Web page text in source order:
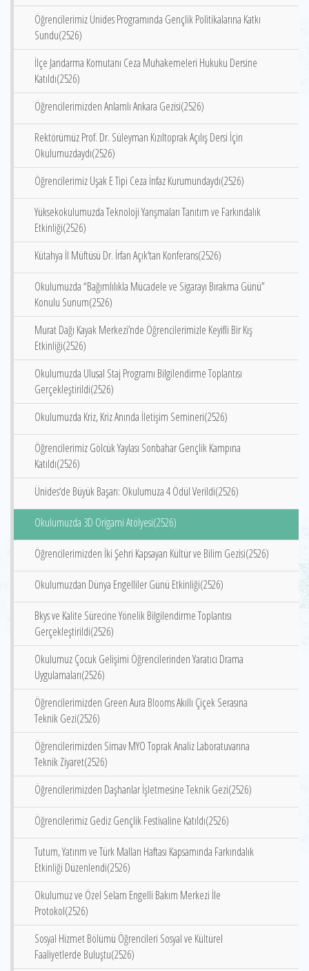
Öğrencilerimiz Ünides Programında Gençlik Politikalarına Katkı
Sundu(2526)
İlçe Jandarma Komutanı Ceza Muhakemeleri Hukuku Dersine
Katıldı(2526)
Öğrencilerimizden Anlamlı Ankara Gezisi(2526)
Rektörümüz Prof. Dr. Süleyman Kızıltoprak Açılış Dersi İçin
Okulumuzdaydı(2526)
Öğrencilerimiz Uşak E Tipi Ceza İnfaz Kurumundaydı(2526)
Yüksekokulumuzda Teknoloji Yarışmaları Tanıtım ve Farkındalık
Etkinliği(2526)
Kütahya İl Müftüsü Dr. İrfan Açık‘tan Konferans(2526)
Okulumuzda “Bağımlılıkla Mücadele ve Sigarayı Bırakma Günü”
Konulu Sunum(2526)
Murat Dağı Kayak Merkezi’nde Öğrencilerimizle Keyifli Bir Kış
Etkinliği(2526)
Okulumuzda Ulusal Staj Programı Bilgilendirme Toplantısı
Gerçekleştirildi(2526)
Okulumuzda Kriz, Kriz Anında İletişim Semineri(2526)
Öğrencilerimiz Gölcük Yaylası Sonbahar Gençlik Kampına
Katıldı(2526)
Ünides‘de Büyük Başarı: Okulumuza 4 Ödül Verildi(2526)
Okulumuzda 3D Origami Atölyesi(2526)
Öğrencilerimizden İki Şehri Kapsayan Kültür ve Bilim Gezisi(2526)
Okulumuzdan Dünya Engelliler Günü Etkinliği(2526)
Bkys ve Kalite Sürecine Yönelik Bilgilendirme Toplantısı
Gerçekleştirildi(2526)
Okulumuz Çocuk Gelişimi Öğrencilerinden Yaratıcı Drama
Uygulamaları(2526)
Öğrencilerimizden Green Aura Blooms Akıllı Çiçek Serasına
Teknik Gezi(2526)
Öğrencilerimizden Simav MYO Toprak Analiz Laboratuvarına
Teknik Ziyaret(2526)
Öğrencilerimizden Daşhanlar İşletmesine Teknik Gezi(2526)
Öğrencilerimiz Gediz Gençlik Festivaline Katıldı(2526)
Tutum, Yatırım ve Türk Malları Haftası Kapsamında Farkındalık
Etkinliği Düzenlendi(2526)
Okulumuz ve Özel Selam Engelli Bakım Merkezi İle
Protokol(2526)
Sosyal Hizmet Bölümü Öğrencileri Sosyal ve Kültürel
Faaliyetlerde Buluştu(2526)